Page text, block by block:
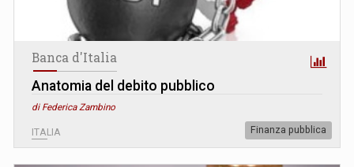
Banca d'Italia
Anatomia del debito pubblico
di Federica Zambino
ITALIA Finanza pubblica